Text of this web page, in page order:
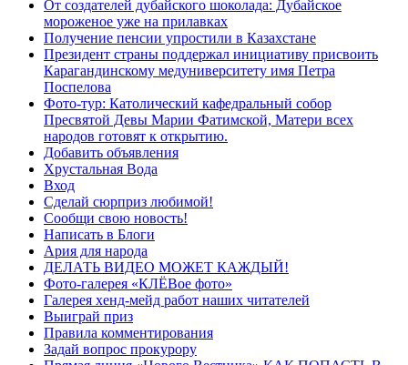
От создателей дубайского шоколада: Дубайское
мороженое уже на прилавках
Получение пенсии упростили в Казахстане
Президент страны поддержал инициативу присвоить
Карагандинскому медуниверситету имя Петра
Поспелова
Фото-тур: Католический кафедральный собор
Пресвятой Девы Марии Фатимской, Матери всех
народов готовят к открытию.
Добавить объявления
Хрустальная Вода
Вход
Сделай сюрприз любимой!
Сообщи свою новость!
Написать в Блоги
Ария для народа
ДЕЛАТЬ ВИДЕО МОЖЕТ КАЖДЫЙ!
Фото-галерея «КЛЁВое фото»
Галерея хенд-мейд работ наших читателей
Выиграй приз
Правила комментирования
Задай вопрос прокурору